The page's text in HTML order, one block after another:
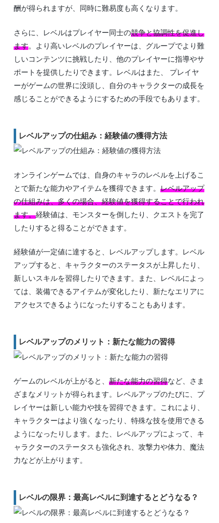
酬が得られますが、同時に難易度も高くなります。
さらに、レベルはプレイヤー同士の競争と協調性を促進し
ます。より高いレベルのプレイヤーは、グループでより難
しいコンテンツに挑戦したり、他のプレイヤーに指導やサ
ポートを提供したりできます。レベルはまた、 プレイヤ
ーがゲームの世界に没頭し、自分のキャラクターの成長を
感じることができるようにするための手段でもあります。
レベルアップの仕組み：経験値の獲得方法
オンラインゲームでは、自身のキャラのレベルを上げるこ
とで新たな能力やアイテムを獲得できます。 レベルアップ
の仕組みは、多くの場合、経験値を獲得することで行われ
ます。経験値は、モンスターを倒したり、クエストを完了
したりすると得ることができます。
経験値が一定値に達すると、レベルアップします。レベル
アップすると、キャラクターのステータスが上昇したり、
新しいスキルを習得したりできます。また、レベルによっ
ては、装備できるアイテムが変化したり、新たなエリアに
アクセスできるようになったりすることもあります。
レベルアップのメリット：新たな能力の習得
ゲームのレベルが上がると、 新たな能力の習得など、さま
ざまなメリットが得られます。レベルアップのたびに、プ
レイヤーは新しい能力や技を習得できます。これにより、
キャラクターはより強くなったり、特殊な技を使用できる
ようになったりします。また、レベルアップによって、キ
ャラクターのステータスも強化され、攻撃力や体力、魔法
力などが上がります。
レベルの限界：最高レベルに到達するとどうなる？